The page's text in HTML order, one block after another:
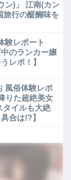
ン)」 江南(カン
旅行の醍醐味を
験レポート
中のランカー嬢
うレポ！】
風俗体験レポ
りた超絶美女
タイルも大絶
具合は!?】